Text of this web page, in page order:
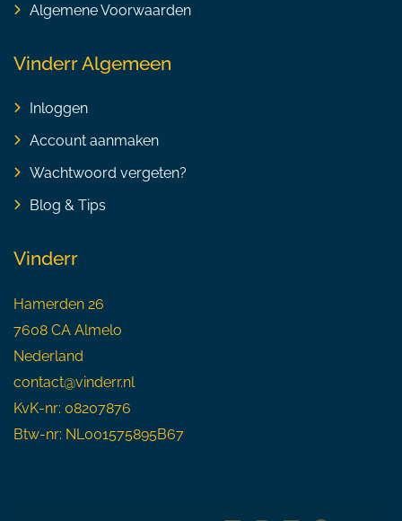
Algemene Voorwaarden
Vinderr Algemeen
Inloggen
Account aanmaken
Wachtwoord vergeten?
Blog & Tips
Vinderr
Hamerden 26
7608 CA Almelo
Nederland
contact@vinderr.nl
KvK-nr: 08207876
Btw-nr: NL001575895B67